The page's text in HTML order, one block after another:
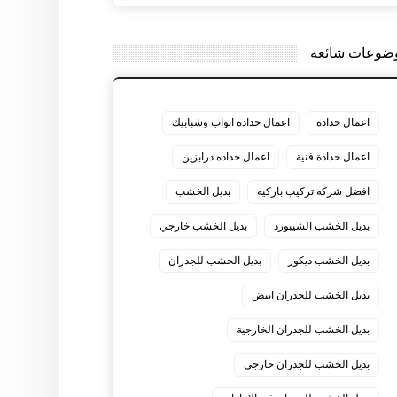
شائعة
اعمال حدادة اعمال حدادة ابواب وشبابيك
اعمال حدادة فنية اعمال حداده درابزين
افضل شركه تركيب باركيه بديل الخشب
بديل الخشب الشيبورد بديل الخشب خارجي
بديل الخشب ديكور بديل الخشب للجدران
بديل الخشب للجدران ابيض
بديل الخشب للجدران الخارجية
بديل الخشب للجدران خارجي